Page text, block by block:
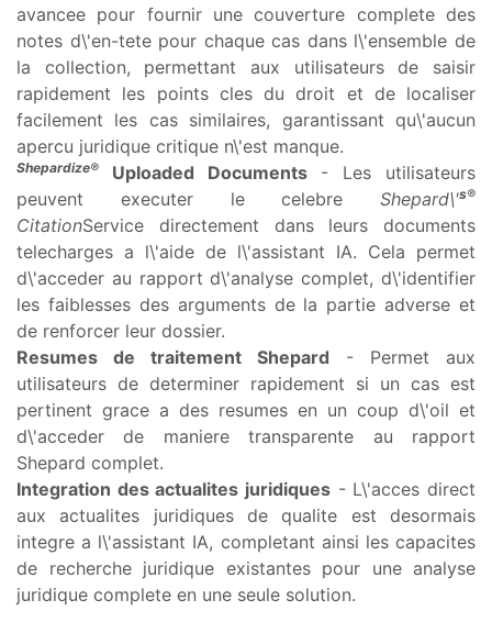
avancee pour fournir une couverture complete des
notes d\'en-tete pour chaque cas dans l\'ensemble de
la collection, permettant aux utilisateurs de saisir
rapidement les points cles du droit et de localiser
facilement les cas similaires, garantissant qu\'aucun
apercu juridique critique n\'est manque.
Shepardize® Uploaded Documents- Les utilisateurs
peuvent executer le celebre Shepard\'s®
CitationService directement dans leurs documents
telecharges a l\'aide de l\'assistant IA. Cela permet
d\'acceder au rapport d\'analyse complet, d\'identifier
les faiblesses des arguments de la partie adverse et
de renforcer leur dossier.
Resumes de traitement Shepard - Permet aux
utilisateurs de determiner rapidement si un cas est
pertinent grace a des resumes en un coup d\'oil et
d\'acceder de maniere transparente au rapport
Shepard complet.
Integration des actualites juridiques - L\'acces direct
aux actualites juridiques de qualite est desormais
integre a l\'assistant IA, completant ainsi les capacites
de recherche juridique existantes pour une analyse
juridique complete en une seule solution.